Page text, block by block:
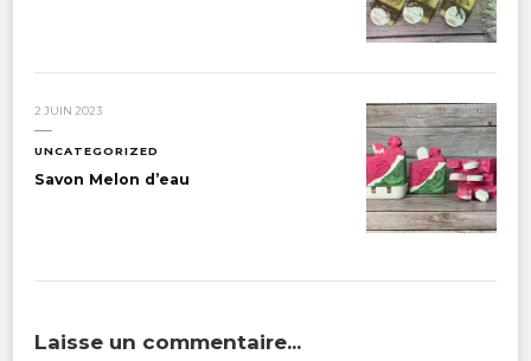
2 JUIN 2023
UNCATEGORIZED
Savon Melon d’eau
Laisse un commentaire...